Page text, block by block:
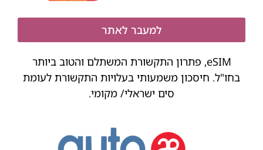
למעבר לאתר
eSIM, פתרון התקשורת המשתלם והטוב ביותר
בחו"ל. חיסכון משמעותי בעלויות התקשורת לעומת
סים ישראלי/ מקומי.